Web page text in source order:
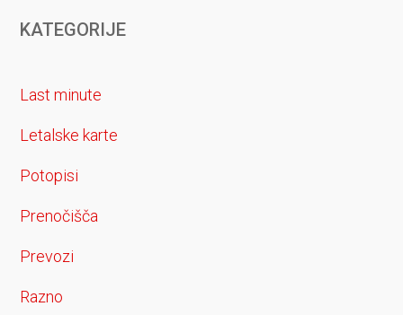
KATEGORIJE
Last minute
Letalske karte
Potopisi
Prenočišča
Prevozi
Razno